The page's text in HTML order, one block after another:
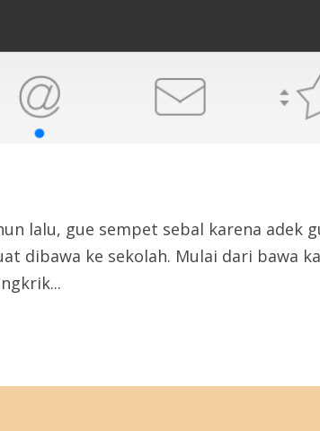
lalu, gue sempet sebal karena adek
dibawa ke sekolah. Mulai dari bawa